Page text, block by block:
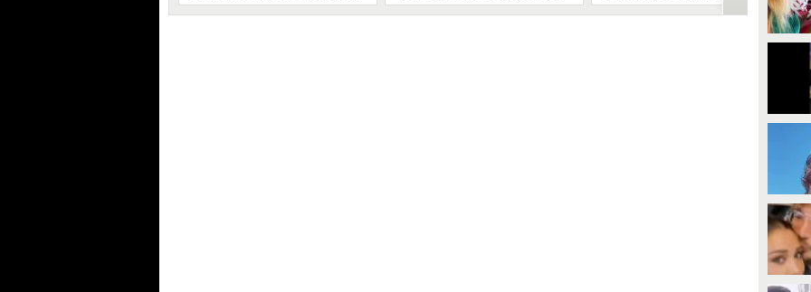
linea al Tg5 invece che al
scoperto la gelosia a
torna virale: "Lo